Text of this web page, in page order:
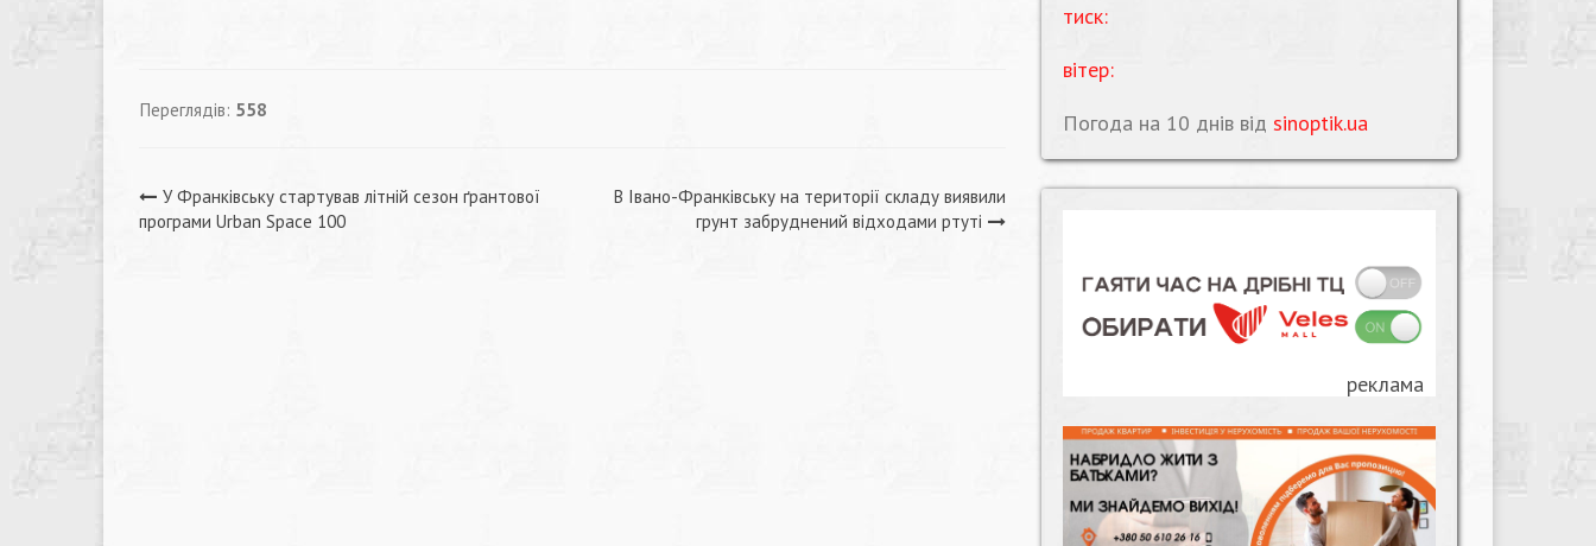
Переглядів: 558
Навігація
У Франківську стартував літній сезон ґрантової
програми Urban Space 100
В Івано-Франківську на території складу виявили
грунт забруднений відходами ртуті
тиск:
вітер:
Погода на 10 днів від sinoptik.ua